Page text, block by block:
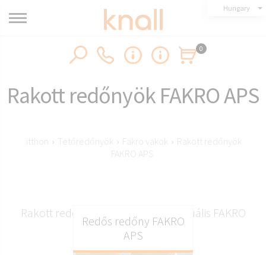
Hungary
0
Rakott redőnyök FAKRO APS
itthon › Tetőredőnyök › Fakro vakok › Rakott redőnyök
FAKRO APS
Rakott redőnyök FAKRO APS - Manuális FAKRO
tetőablak redőnyök
Redős redőny FAKRO
APS